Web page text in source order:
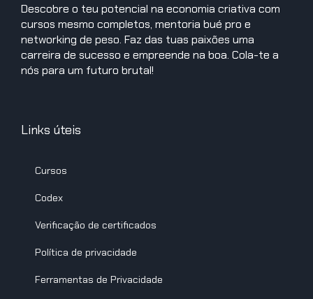
Descobre o teu potencial na economia criativa com
cursos mesmo completos, mentoria bué pro e
networking de peso. Faz das tuas paixões uma
carreira de sucesso e empreende na boa. Cola-te a
nós para um futuro brutal!
Links úteis
Cursos
Codex
Verificação de certificados
Política de privacidade
Ferramentas de Privacidade